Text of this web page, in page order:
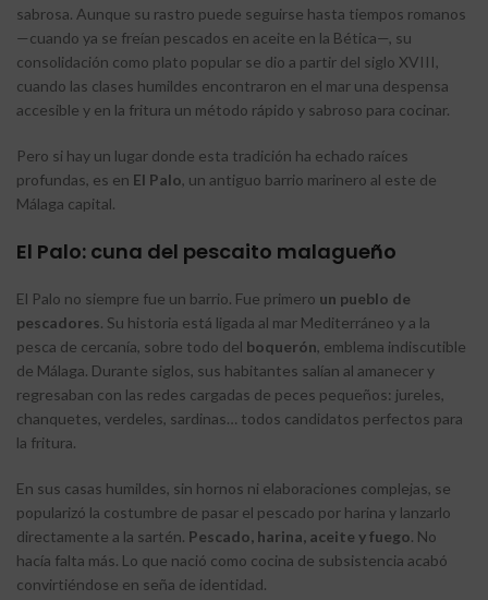
sabrosa. Aunque su rastro puede seguirse hasta tiempos romanos
—cuando ya se freían pescados en aceite en la Bética—, su
consolidación como plato popular se dio a partir del siglo XVIII,
cuando las clases humildes encontraron en el mar una despensa
accesible y en la fritura un método rápido y sabroso para cocinar.
Pero si hay un lugar donde esta tradición ha echado raíces
profundas, es en El Palo, un antiguo barrio marinero al este de
Málaga capital.
El Palo: cuna del pescaito malagueño
El Palo no siempre fue un barrio. Fue primero un pueblo de
pescadores. Su historia está ligada al mar Mediterráneo y a la
pesca de cercanía, sobre todo del boquerón, emblema indiscutible
de Málaga. Durante siglos, sus habitantes salían al amanecer y
regresaban con las redes cargadas de peces pequeños: jureles,
chanquetes, verdeles, sardinas… todos candidatos perfectos para
la fritura.
En sus casas humildes, sin hornos ni elaboraciones complejas, se
popularizó la costumbre de pasar el pescado por harina y lanzarlo
directamente a la sartén. Pescado, harina, aceite y fuego. No
hacía falta más. Lo que nació como cocina de subsistencia acabó
convirtiéndose en seña de identidad.